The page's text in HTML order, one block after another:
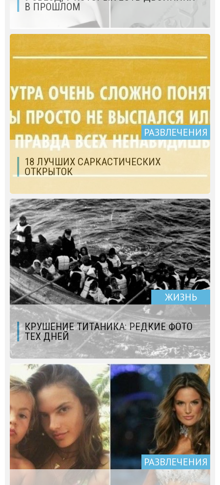
В ПРОШЛОМ
РАЗВЛЕЧЕНИЯ
18 ЛУЧШИХ САРКАСТИЧЕСКИХ
ОТКРЫТОК
ЖИЗНЬ
КРУШЕНИЕ ТИТАНИКА: РЕДКИЕ ФОТО
ТЕХ ДНЕЙ
РАЗВЛЕЧЕНИЯ